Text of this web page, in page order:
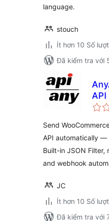
language.
stouch
Ít hơn 10 Số
Đã kiểm tra với
Send
API automatically —
Built-in JSON Filter,
and webhook
JC
Ít hơn 10 Số
Đã kiểm tra với